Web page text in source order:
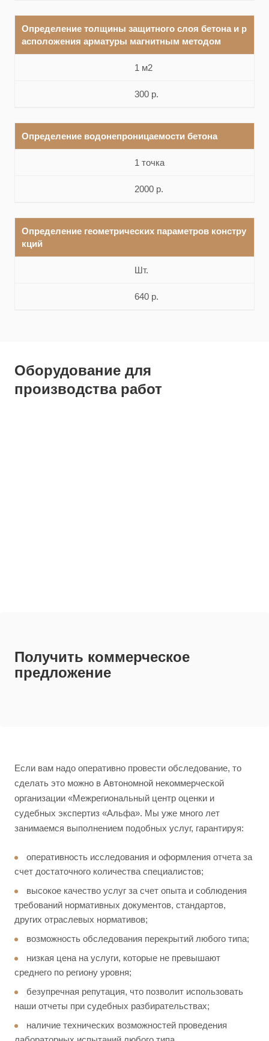
Определение толщины защитного слоя бетона и р
асположения арматуры магнитным методом
1 м2
300 р.
Определение водонепроницаемости бетона
1 точка
2000 р.
Определение геометрических параметров констру
кций
Шт.
640 р.
Оборудование для
производства работ
Получить коммерческое
предложение
Если вам надо оперативно провести обследование, то
сделать это можно в Автономной некоммерческой
организации «Межрегиональный центр оценки и
судебных экспертиз «Альфа». Мы уже много лет
занимаемся выполнением подобных услуг, гарантируя:
оперативность исследования и оформления отчета за
счет достаточного количества специалистов;
высокое качество услуг за счет опыта и соблюдения
требований нормативных документов, стандартов,
других отраслевых нормативов;
возможность обследования перекрытий любого типа;
низкая цена на услуги, которые не превышают
среднего по региону уровня;
безупречная репутация, что позволит использовать
наши отчеты при судебных разбирательствах;
наличие технических возможностей проведения